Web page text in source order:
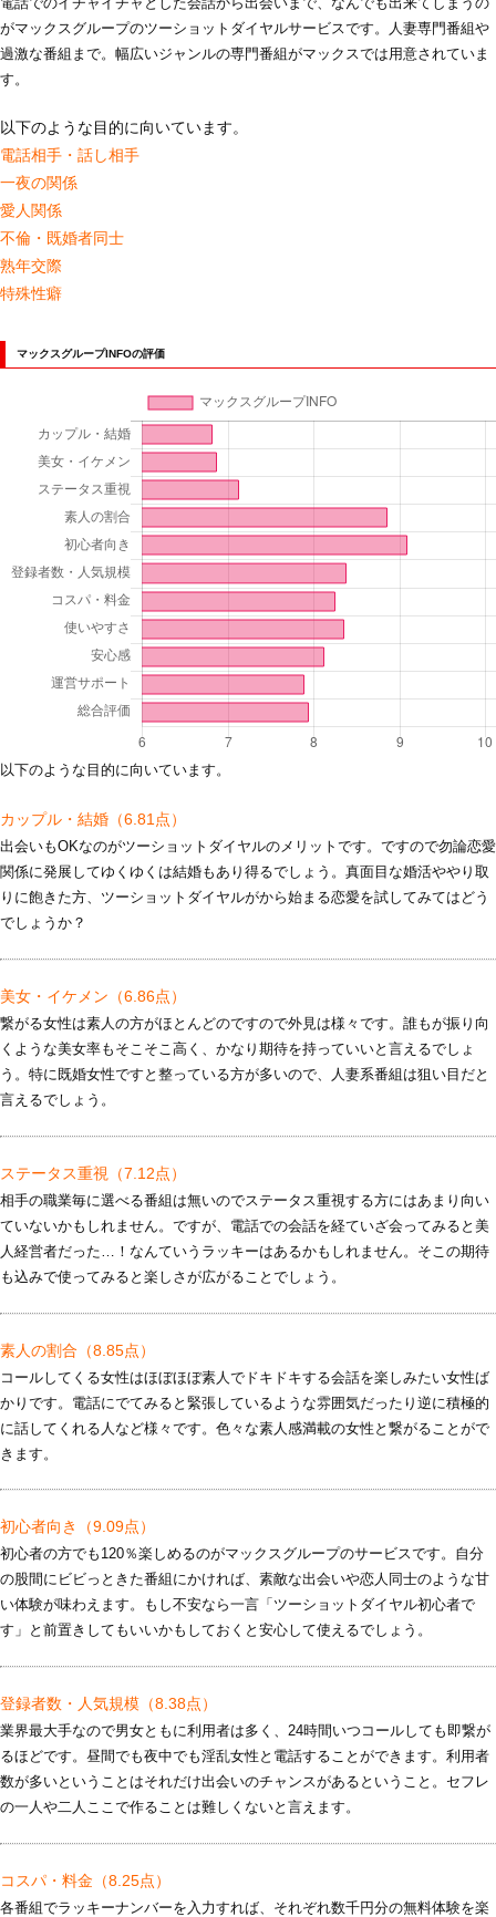
がマックスグループのツーショットダイヤルサービスです。人妻専門番組や
過激な番組まで。幅広いジャンルの専門番組がマックスでは用意されていま
す。
以下のような目的に向いています。
電話相手・話し相手
一夜の関係
愛人関係
不倫・既婚者同士
熟年交際
特殊性癖
マックスグループINFOの評価
以下のような目的に向いています。
カップル・結婚 （6.81点）
出会いもOKなのがツーショットダイヤルのメリットです。ですので勿論恋愛
関係に発展してゆくゆくは結婚もあり得るでしょう。真面目な婚活ややり取
りに飽きた方、ツーショットダイヤルがから始まる恋愛を試してみてはどう
でしょうか？
美女・イケメン （6.86点）
繋がる女性は素人の方がほとんどのですので外見は様々です。誰もが振り向
くような美女率もそこそこ高く、かなり期待を持っていいと言えるでしょ
う。特に既婚女性ですと整っている方が多いので、人妻系番組は狙い目だと
言えるでしょう。
ステータス重視 （7.12点）
相手の職業毎に選べる番組は無いのでステータス重視する方にはあまり向い
ていないかもしれません。ですが、電話での会話を経ていざ会ってみると美
人経営者だった…！なんていうラッキーはあるかもしれません。そこの期待
も込みで使ってみると楽しさが広がることでしょう。
素人の割合 （8.85点）
コールしてくる女性はほぼほぼ素人でドキドキする会話を楽しみたい女性ば
かりです。電話にでてみると緊張しているような雰囲気だったり逆に積極的
に話してくれる人など様々です。色々な素人感満載の女性と繋がることがで
きます。
初心者向き （9.09点）
初心者の方でも120％楽しめるのがマックスグループのサービスです。自分
の股間にビビっときた番組にかければ、素敵な出会いや恋人同士のような甘
い体験が味わえます。もし不安なら一言「ツーショットダイヤル初心者で
す」と前置きしてもいいかもしておくと安心して使えるでしょう。
登録者数・人気規模 （8.38点）
業界最大手なので男女ともに利用者は多く、24時間いつコールしても即繋が
るほどです。昼間でも夜中でも淫乱女性と電話することができます。利用者
数が多いということはそれだけ出会いのチャンスがあるということ。セフレ
の一人や二人ここで作ることは難しくないと言えます。
コスパ・料金 （8.25点）
各番組でラッキーナンバーを入力すれば、それぞれ数千円分の無料体験を楽